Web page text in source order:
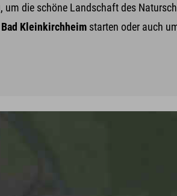
um die schöne Landschaft des
Kleinkirchheim starten oder auch